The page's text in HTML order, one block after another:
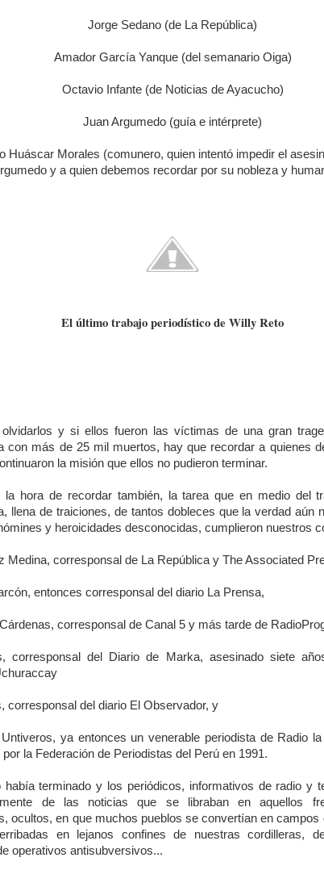
Jorge Sedano (de La República)
Amador García Yanque (del semanario Oiga)
Octavio Infante (de Noticias de Ayacucho)
Juan Argumedo (guía e intérprete)
Huáscar Morales (comunero, quien intentó impedir el
y a quien debemos recordar por su nobleza y
El último trabajo periodístico de Willy Reto
y si ellos fueron las víctimas de una gran
con más de 25 mil muertos, hay que recordar a quienes
la misión que ellos no pudieron terminar.
la hora de recordar también, la tarea que en medio del
llena de traiciones, de tantos dobleces que la verdad aún
y heroicidades desconocidas, cumplieron nuestros
Medina, corresponsal de La República y The Associated
entonces corresponsal del diario La Prensa,
corresponsal de Canal 5 y más tarde de
corresponsal del Diario de Marka, asesinado siete
corresponsal del diario El Observador, y
ya entonces un venerable periodista de Radio
la Federación de Periodistas del Perú en 1991.
había terminado y los periódicos, informativos de radio y
de las noticias que se libraban en aquellos
ocultos, en que muchos pueblos se convertían en campos
en lejanos confines de nuestras cordilleras,
operativos antisubversivos...